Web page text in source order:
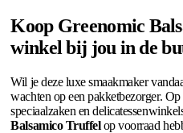
Koop Greenomic
winkel bij jou in de
Wil je deze luxe smaakmaker
wachten op een pakketbezorger.
speciaalzaken en
Balsamico Truffelop voorraad